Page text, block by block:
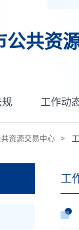
公共资
工作动
资源交易中心 >
工